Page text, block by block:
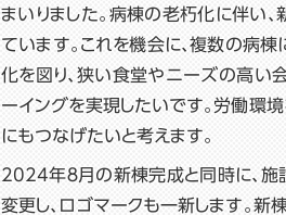
まいりました。病棟の老朽化に伴い
ています。これを機会に、複数の病
化を図り、狭い食堂やニーズの高い
ーイングを実現したいです。労働環
にもつなげたいと考えます。
2024年８月の新棟完成と同時に、施
変更し、ロゴマークも一新します。新